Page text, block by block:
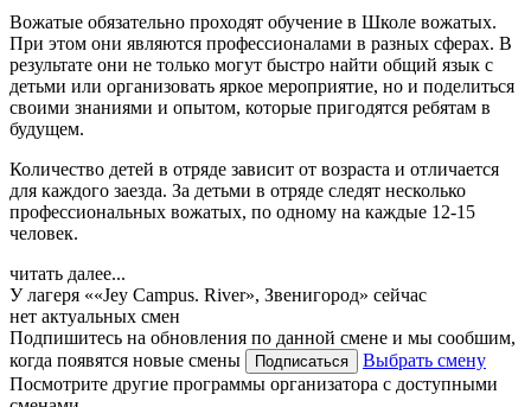
Вожатые обязательно проходят обучение в Школе вожатых.
При этом они являются профессионалами в разных сферах. В
результате они не только могут быстро найти общий язык с
детьми или организовать яркое мероприятие, но и поделиться
своими знаниями и опытом, которые пригодятся ребятам в
будущем.
Количество детей в отряде зависит от возраста и отличается
для каждого заезда. За детьми в отряде следят несколько
профессиональных вожатых, по одному на каждые 12-15
человек.
читать далее...
У лагеря ««Jey Campus. River», Звенигород» сейчас
нет актуальных смен
Подпишитесь на обновления по данной смене и мы сообшим,
когда появятся новые смены
Подписаться
Выбрать смену
Посмотрите другие программы организатора с доступными